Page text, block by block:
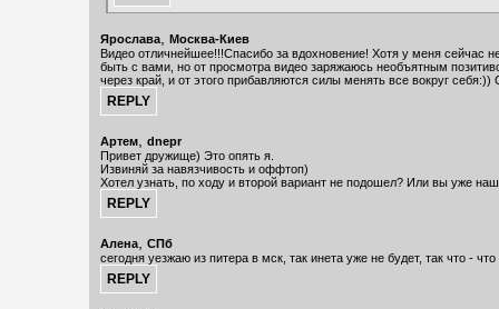
Ярослава, Москва-Киев
Видео отличнейшее!!!Спасибо за вдохновение! Хотя у меня сейчас
быть с вами, но от просмотра видео заряжаюсь необъятным
через край, и от этого прибавляются силы менять все вокруг себя:))
Артем, dnepr
Привет дружище) Это опять я.
Извиняй за навязчивость и оффтоп)
Хотел узнать, по ходу и второй вариант не подошел? Или вы уже
Алена, СПб
cегодня уезжаю из питера в мск, так инета уже не будет, так что -